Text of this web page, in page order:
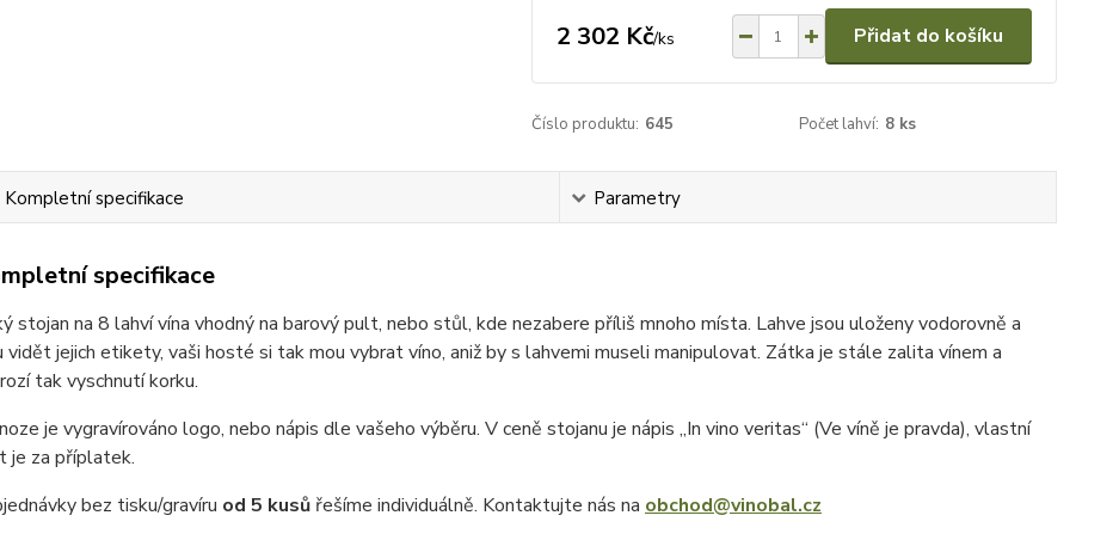
2 302 Kč/ks Přidat do košíku
Číslo produktu: 645 Počet lahví: 8 ks
Kompletní specifikace Parametry
specifikace
stojan na 8 lahví vína vhodný na barový pult, nebo stůl, kde nezabere příliš mnoho místa. Lahve jsou uloženy vodorovně a
vidět jejich etikety, vaši hosté si tak mou vybrat víno, aniž by s lahvemi museli manipulovat. Zátka je stále zalita vínem a
tak vyschnutí korku.
je vygravírováno logo, nebo nápis dle vašeho výběru. V ceně stojanu je nápis „In vino veritas“ (Ve víně je pravda), vlastní
je za příplatek.
bez tisku/gravíru od 5 kusůřešíme individuálně. Kontaktujte nás na obchod@vinobal.cz